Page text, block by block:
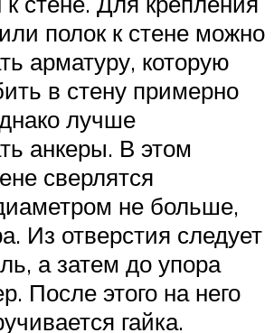
полок к стене можно
арматуру, которую
в стену примерно
лучше
анкеры. В этом
сверлятся
не больше,
Из отверстия следует
а затем до упора
После этого на него
гайка.